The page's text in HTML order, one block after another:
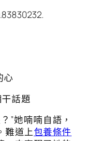
心
話題
”她喃喃自語，
難道上包養條件